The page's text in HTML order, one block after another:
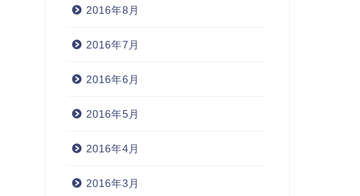
2016年8月
2016年7月
2016年6月
2016年5月
2016年4月
2016年3月